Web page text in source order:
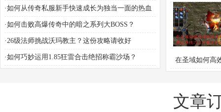
·如何从传奇私服新手快速成长为独当一面的热血
老兵？
·如何击败高爆传奇中的暗之系列大BOSS？
·26级法师挑战沃玛教主？这份攻略请收好
·如何巧妙运用1.85狂雷合击绝招称霸沙场？
角色等级与
在圣域如何高
事半功倍
文章